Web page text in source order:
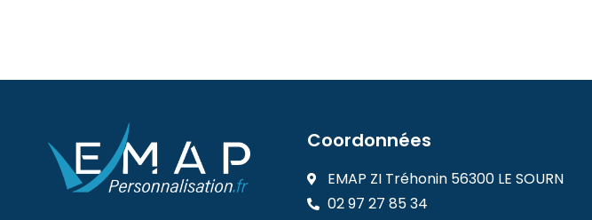
Coordonnées
EMAP ZI Tréhonin 56300 LE SOURN
02 97 27 85 34